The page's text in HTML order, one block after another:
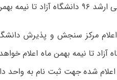
خواهد شد.
مرکز سنجش و پذیرش
دانشگاه آزاد تا نیمه بهمن ماه
اعلام شده جهت ثبت نام به